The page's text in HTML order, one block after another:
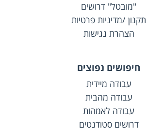
"מובטל" דרושים
תקנון /מדיניות פרטיות
הצהרת נגישות
חיפושים נפוצים
עבודה מיידית
עבודה מהבית
עבודה לאמהות
דרושים סטודנטים